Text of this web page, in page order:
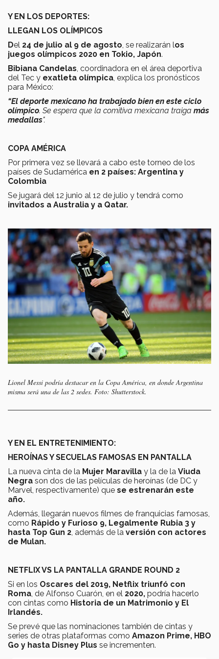
Y EN LOS DEPORTES:
LLEGAN LOS OLÍMPICOS
Del 24 de julio al 9 de agosto, se realizarán los
juegos olímpicos 2020 en Tokio, Japón.
Bibiana Candelas, coordinadora en el área deportiva
del Tec y exatleta olímpica, explica los pronósticos
para México:
“El deporte mexicano ha trabajado bien en este ciclo
olímpico. Se espera que la comitiva mexicana traiga más
medallas".
COPA AMÉRICA
Por primera vez se llevará a cabo este torneo de los
países de Sudamérica en 2 países: Argentina y
Colombia
Se jugará del 12 junio al 12 de julio y tendrá como
invitados a Australia y a Qatar.
Lionel Messi podría destacar en la Copa América, en donde Argentina
misma será una de las 2 sedes. Foto: Shutterstock.
Y EN EL ENTRETENIMIENTO:
HEROÍNAS Y SECUELAS FAMOSAS EN PANTALLA
La nueva cinta de la Mujer Maravilla y la de la Viuda
Negra son dos de las películas de heroínas (de DC y
Marvel, respectivamente) que se estrenarán este
año.
Además, llegarán nuevos filmes de franquicias famosas,
como Rápido y Furioso 9, Legalmente Rubia 3 y
hasta Top Gun 2 , además de la versión con actores
de Mulan.
NETFLIX VS LA PANTALLA GRANDE ROUND 2
Si en los Oscares del 2019, Netflix triunfó con
Roma , de Alfonso Cuarón, en el 2020, podría hacerlo
con cintas como Historia de un Matrimonio y El
Irlandés.
Se prevé que las nominaciones también de cintas y
series de otras plataformas como Amazon Prime, HBO
Go y hasta Disney Plus se incrementen.